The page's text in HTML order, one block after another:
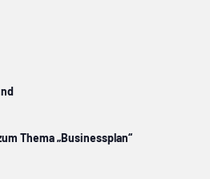
Thema „Businessplan“